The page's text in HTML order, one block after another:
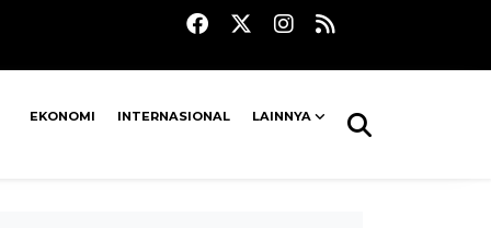
EKONOMI INTERNASIONAL LAINNYA